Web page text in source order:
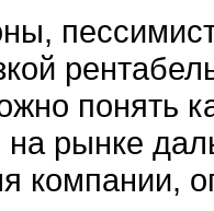
понять
на рынке
компании,